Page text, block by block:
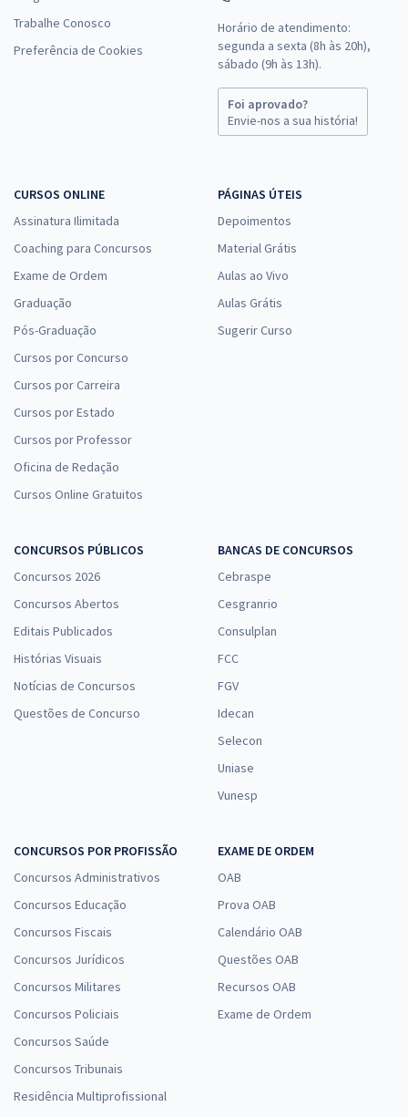
Trabalhe Conosco
Preferência de Cookies
Horário de atendimento:
segunda a sexta (8h às 20h),
sábado (9h às 13h).
Foi aprovado?
Envie-nos a sua história!
CURSOS ONLINE
Assinatura Ilimitada
Coaching para Concursos
Exame de Ordem
Graduação
Pós-Graduação
Cursos por Concurso
Cursos por Carreira
Cursos por Estado
Cursos por Professor
Oficina de Redação
Cursos Online Gratuitos
PÁGINAS ÚTEIS
Depoimentos
Material Grátis
Aulas ao Vivo
Aulas Grátis
Sugerir Curso
CONCURSOS PÚBLICOS
Concursos 2026
Concursos Abertos
Editais Publicados
Histórias Visuais
Notícias de Concursos
Questões de Concurso
BANCAS DE CONCURSOS
Cebraspe
Cesgranrio
Consulplan
FCC
FGV
Idecan
Selecon
Uniase
Vunesp
CONCURSOS POR PROFISSÃO
Concursos Administrativos
Concursos Educação
Concursos Fiscais
Concursos Jurídicos
Concursos Militares
Concursos Policiais
Concursos Saúde
Concursos Tribunais
Residência Multiprofissional
EXAME DE ORDEM
OAB
Prova OAB
Calendário OAB
Questões OAB
Recursos OAB
Exame de Ordem